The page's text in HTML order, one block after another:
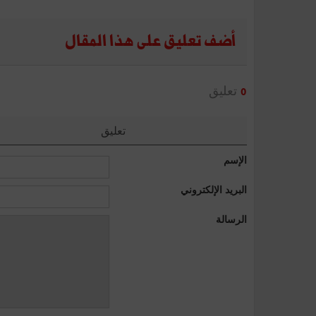
أضف تعليق على هذا المقال
0 تعليق
تعليق
الإسم
البريد الإلكتروني
الرسالة